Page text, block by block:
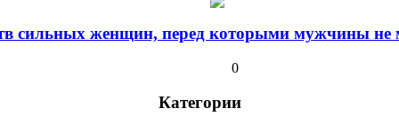
сильных женщин, перед которыми мужчины не
0
Категории